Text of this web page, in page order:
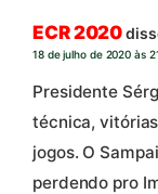
ECR 2020
18 de julho de 2020 às
Presidente
técnica,
jogos. O
perdendo pro